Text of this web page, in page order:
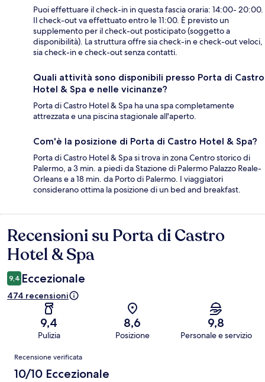
Puoi effettuare il check-in in questa fascia oraria: 14:00- 20:00.
Il check-out va effettuato entro le 11:00. È previsto un
supplemento per il check-out posticipato (soggetto a
disponibilità). La struttura offre sia check-in e check-out veloci,
sia check-in e check-out senza contatti.
Quali attività sono disponibili presso Porta di Castro
Hotel & Spa e nelle vicinanze?
Porta di Castro Hotel & Spa ha una spa completamente
attrezzata e una piscina stagionale all'aperto.
Com'è la posizione di Porta di Castro Hotel & Spa?
Porta di Castro Hotel & Spa si trova in zona Centro storico di
Palermo, a 3 min. a piedi da Stazione di Palermo Palazzo Reale-
Orleans e a 18 min. da Porto di Palermo. I viaggiatori
considerano ottima la posizione di un bed and breakfast.
Recensioni
Recensioni su Porta di Castro
Hotel & Spa
9,4 Eccezionale
474 recensioni
9,4
Pulizia
8,6
Posizione
9,8
Personale e servizio
Recensioni
Recensione verificata
10/10 Eccezionale